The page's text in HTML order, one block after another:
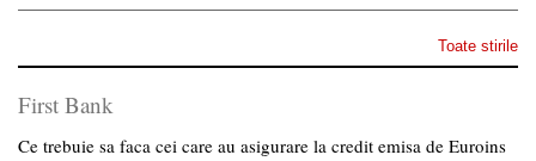
Toate stirile
First Bank
Ce trebuie sa faca cei care au asigurare la credit emisa de Euroins